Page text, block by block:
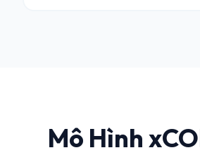
Mô Hình